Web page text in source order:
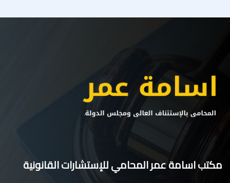
مكتب اسامة عمر المحامي للإستشارات القانونية